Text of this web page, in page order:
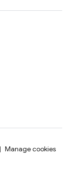
Manage cookies